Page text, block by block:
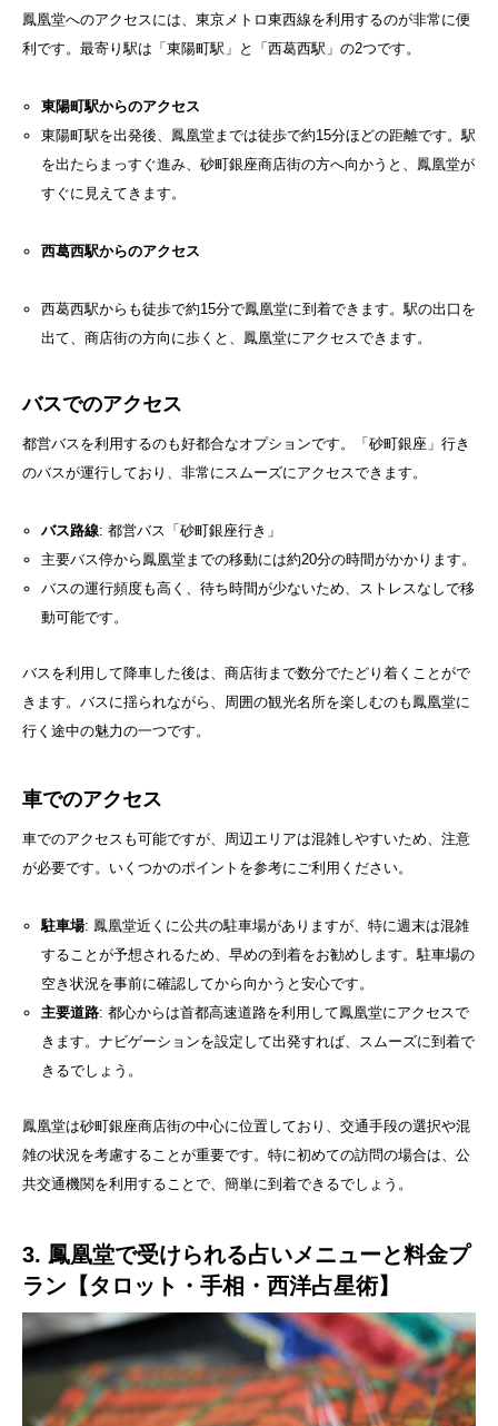
鳳凰堂へのアクセスには、東京メトロ東西線を利用するのが非常に便
利です。最寄り駅は「東陽町駅」と「西葛西駅」の2つです。
東陽町駅からのアクセス
東陽町駅を出発後、鳳凰堂までは徒歩で約15分ほどの距離です。駅
を出たらまっすぐ進み、砂町銀座商店街の方へ向かうと、鳳凰堂が
すぐに見えてきます。
西葛西駅からのアクセス
西葛西駅からも徒歩で約15分で鳳凰堂に到着できます。駅の出口を
出て、商店街の方向に歩くと、鳳凰堂にアクセスできます。
バスでのアクセス
都営バスを利用するのも好都合なオプションです。「砂町銀座」行き
のバスが運行しており、非常にスムーズにアクセスできます。
バス路線: 都営バス「砂町銀座行き」
主要バス停から鳳凰堂までの移動には約20分の時間がかかります。
バスの運行頻度も高く、待ち時間が少ないため、ストレスなしで移
動可能です。
バスを利用して降車した後は、商店街まで数分でたどり着くことがで
きます。バスに揺られながら、周囲の観光名所を楽しむのも鳳凰堂に
行く途中の魅力の一つです。
車でのアクセス
車でのアクセスも可能ですが、周辺エリアは混雑しやすいため、注意
が必要です。いくつかのポイントを参考にご利用ください。
駐車場: 鳳凰堂近くに公共の駐車場がありますが、特に週末は混雑
することが予想されるため、早めの到着をお勧めします。駐車場の
空き状況を事前に確認してから向かうと安心です。
主要道路: 都心からは首都高速道路を利用して鳳凰堂にアクセスで
きます。ナビゲーションを設定して出発すれば、スムーズに到着で
きるでしょう。
鳳凰堂は砂町銀座商店街の中心に位置しており、交通手段の選択や混
雑の状況を考慮することが重要です。特に初めての訪問の場合は、公
共交通機関を利用することで、簡単に到着できるでしょう。
3. 鳳凰堂で受けられる占いメニューと料金プ
ラン【タロット・手相・西洋占星術】